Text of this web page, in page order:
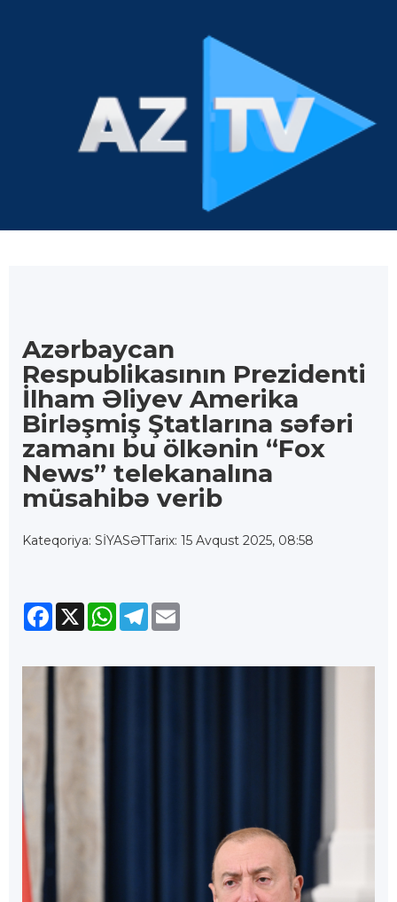
Azərbaycan
Respublikasının Prezidenti
İlham Əliyev Amerika
Birləşmiş Ştatlarına səfəri
zamanı bu ölkənin “Fox
News” telekanalına
müsahibə verib
Kateqoriya: SİYASƏTTarix: 15 Avqust 2025, 08:58
Facebook
X WhatsApp
Telegram